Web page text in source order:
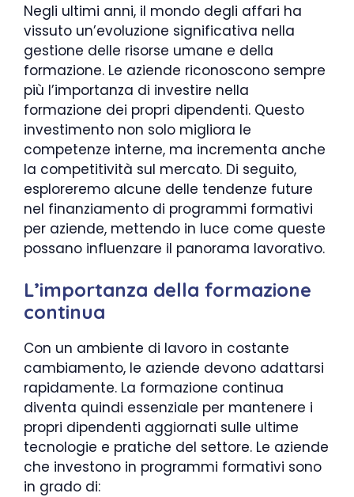
Negli ultimi anni, il mondo degli affari ha
vissuto un’evoluzione significativa nella
gestione delle risorse umane e della
formazione. Le aziende riconoscono sempre
più l’importanza di investire nella
formazione dei propri dipendenti. Questo
investimento non solo migliora le
competenze interne, ma incrementa anche
la competitività sul mercato. Di seguito,
esploreremo alcune delle tendenze future
nel finanziamento di programmi formativi
per aziende, mettendo in luce come queste
possano influenzare il panorama lavorativo.
L’importanza della formazione
continua
Con un ambiente di lavoro in costante
cambiamento, le aziende devono adattarsi
rapidamente. La formazione continua
diventa quindi essenziale per mantenere i
propri dipendenti aggiornati sulle ultime
tecnologie e pratiche del settore. Le aziende
che investono in programmi formativi sono
in grado di: